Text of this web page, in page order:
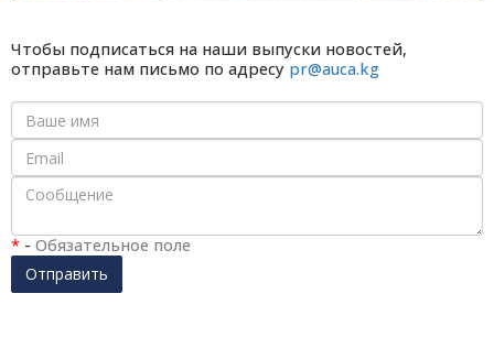
Чтобы подписаться на наши выпуски новостей,
отправьте нам письмо по адресу pr@auca.kg
* - Обязательное поле
Отправить